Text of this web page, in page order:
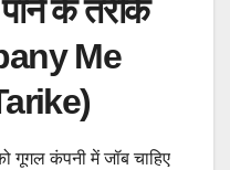
के तरीके
Me
गूगल कंपनी में जॉब चाहिए